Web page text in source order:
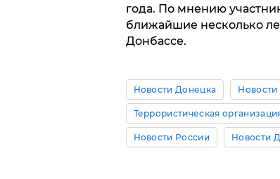
года. По мнению
ближайшие несколько
Донбассе.
Новости Донецка Новости
Террористическая
Новости России Новости